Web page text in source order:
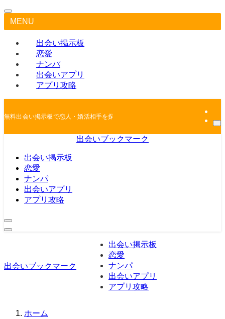
MENU
出会い掲示板
恋愛
ナンパ
出会いアプリ
アプリ攻略
無料出会い掲示板で恋人・婚活相手を探しちゃおう
出会いブックマーク
出会い掲示板
恋愛
ナンパ
出会いアプリ
アプリ攻略
出会いブックマーク
出会い掲示板
恋愛
ナンパ
出会いアプリ
アプリ攻略
ホーム